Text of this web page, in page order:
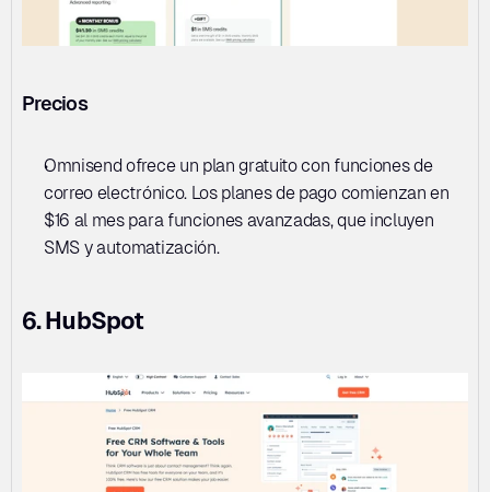
Precios
Omnisend ofrece un plan gratuito con funciones de
correo electrónico. Los planes de pago comienzan en
$16 al mes para funciones avanzadas, que incluyen
SMS y automatización.
6. HubSpot